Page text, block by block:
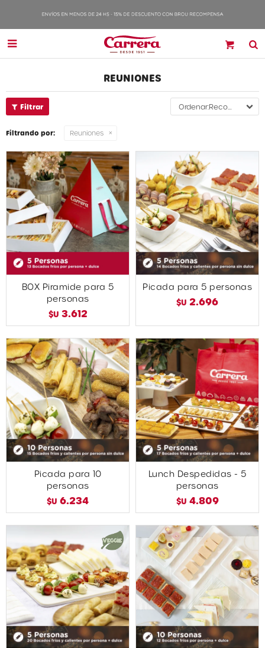

REUNIONES
Recomendados
Filtrando por: Reuniones
BOX Piramide para 5
personas
$U 3.612
Picada para 5 personas
$U 2.696
Picada para 10
personas
$U 6.234
Lunch Despedidas - 5
personas
$U 4.809